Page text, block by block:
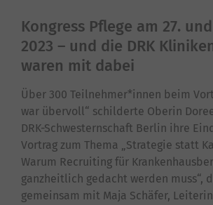
Kongress Pflege am 27.
2023 – und die DRK
waren mit dabei
Über 300 Teilnehmer*innen beim
war übervoll“ schilderte Oberin
DRK-Schwesternschaft Berlin ihre
Vortrag zum Thema „Strategie statt
Warum Recruiting für
ganzheitlich gedacht werden muss“,
gemeinsam mit Maja Schäfer,